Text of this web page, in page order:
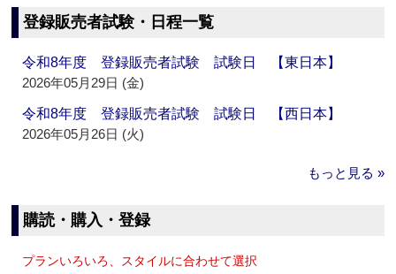
登録販売者試験・日程一覧
令和8年度 登録販売者試験 試験日 【東日本】
2026年05月29日 (金)
令和8年度 登録販売者試験 試験日 【西日本】
2026年05月26日 (火)
もっと見る »
購読・購入・登録
プランいろいろ、スタイルに合わせて選択